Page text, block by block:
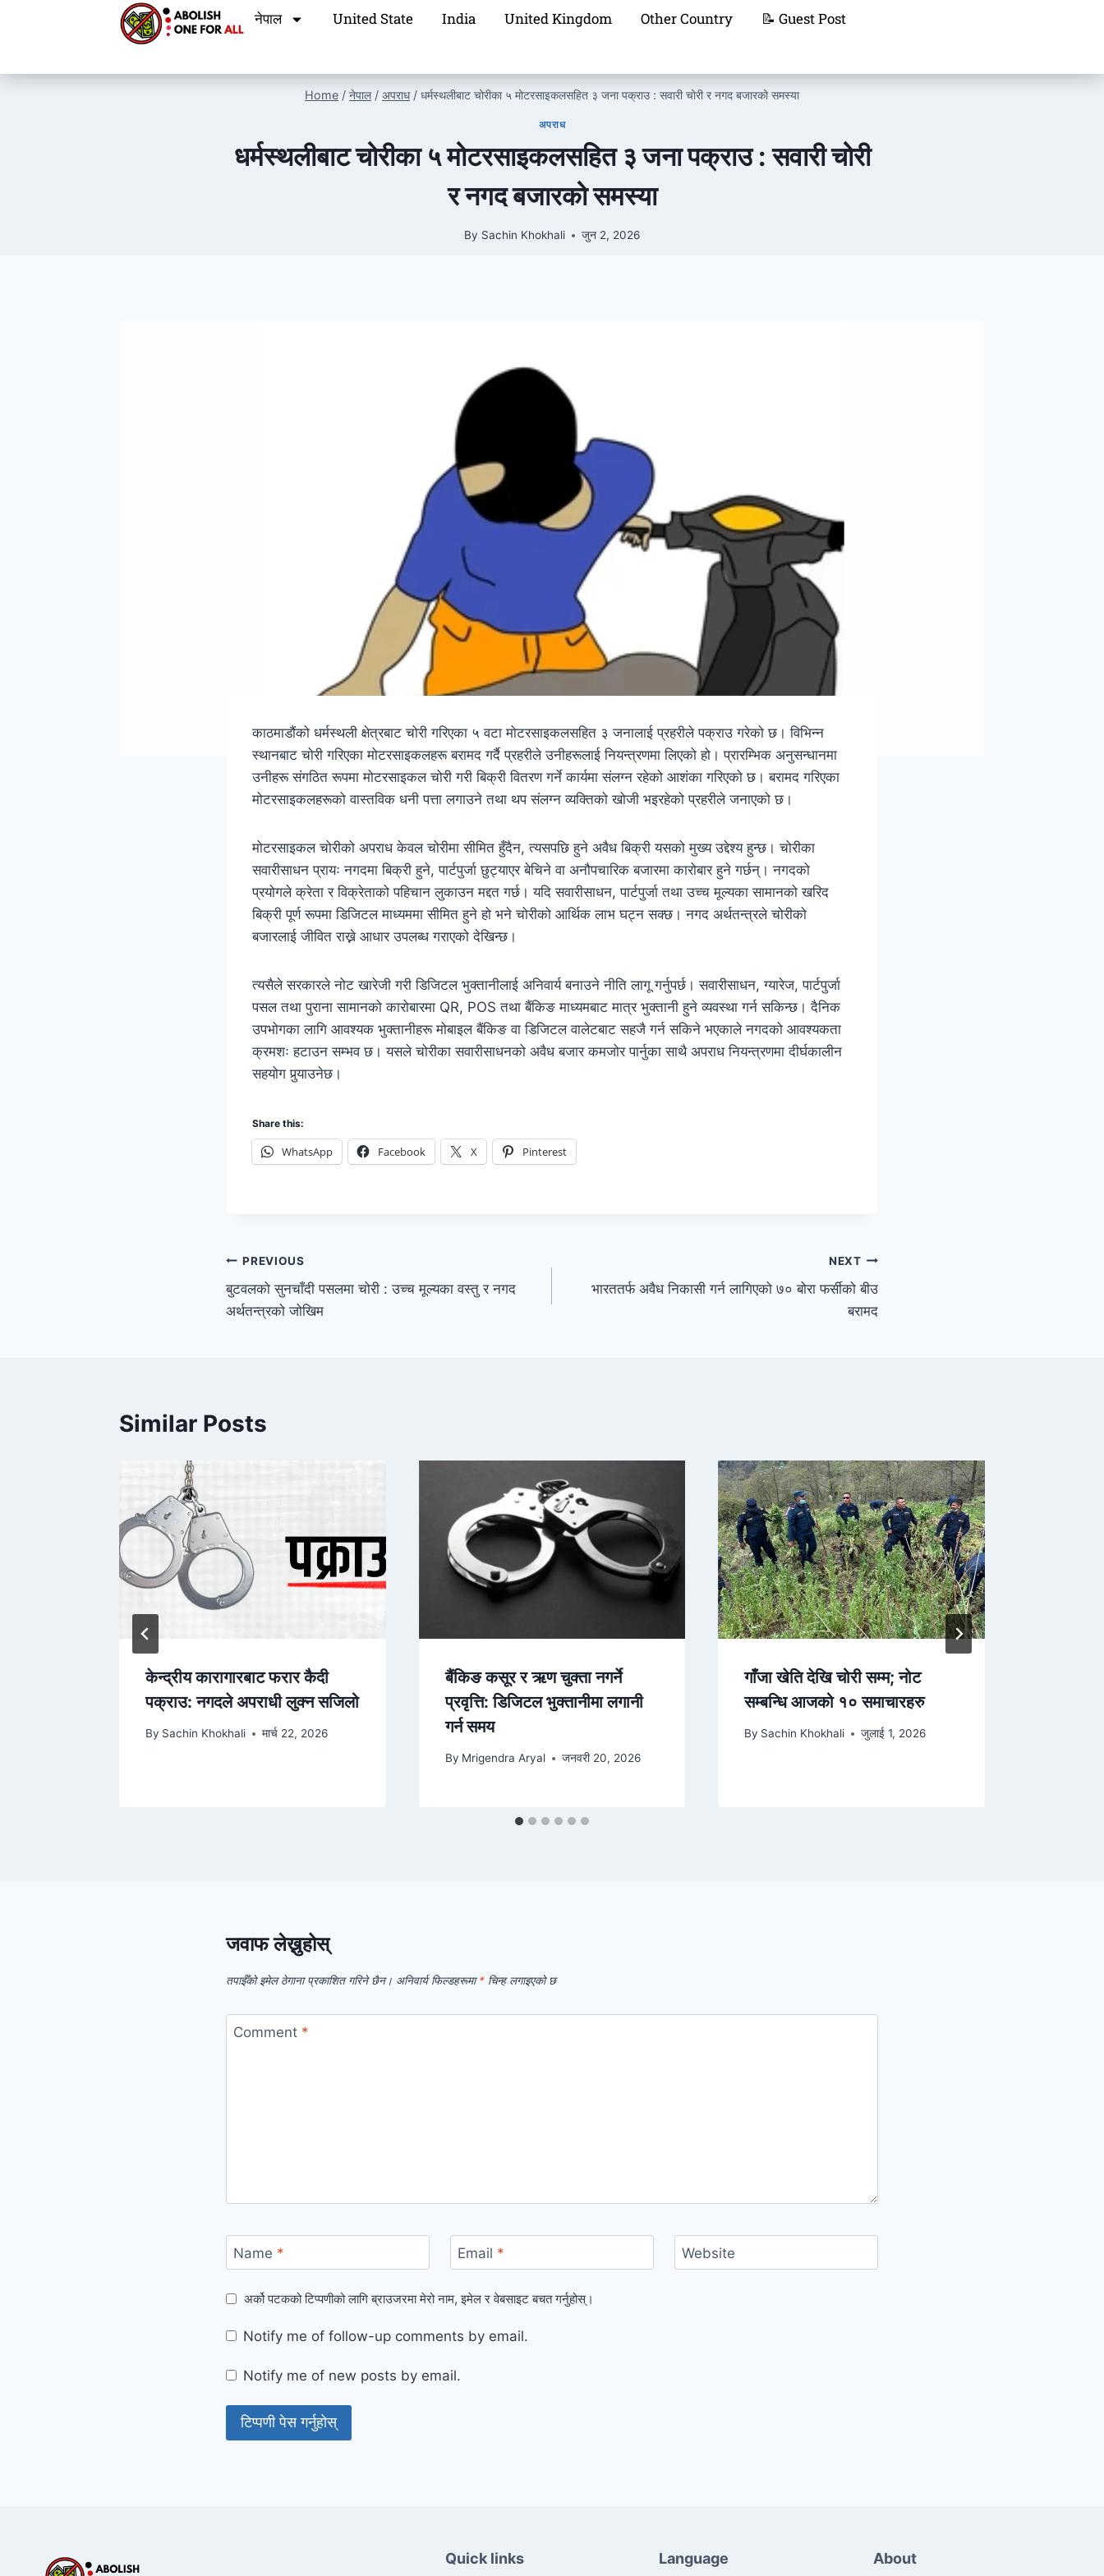
नेपाल United State India United Kingdom Other Country 📝 Guest Post
Home / नेपाल / अपराध / धर्मस्थलीबाट चोरीका ५ मोटरसाइकलसहित ३ जना पक्राउ : सवारी चोरी र नगद बजारको समस्या
अपराध
धर्मस्थलीबाट चोरीका ५ मोटरसाइकलसहित ३ जना पक्राउ : सवारी चोरी
र नगद बजारको समस्या
By Sachin Khokhali जुन 2, 2026
काठमाडौंको धर्मस्थली क्षेत्रबाट चोरी गरिएका ५ वटा मोटरसाइकलसहित ३ जनालाई प्रहरीले पक्राउ गरेको छ। विभिन्न
स्थानबाट चोरी गरिएका मोटरसाइकलहरू बरामद गर्दै प्रहरीले उनीहरूलाई नियन्त्रणमा लिएको हो। प्रारम्भिक अनुसन्धानमा
उनीहरू संगठित रूपमा मोटरसाइकल चोरी गरी बिक्री वितरण गर्ने कार्यमा संलग्न रहेको आशंका गरिएको छ। बरामद गरिएका
मोटरसाइकलहरूको वास्तविक धनी पत्ता लगाउने तथा थप संलग्न व्यक्तिको खोजी भइरहेको प्रहरीले जनाएको छ।
मोटरसाइकल चोरीको अपराध केवल चोरीमा सीमित हुँदैन, त्यसपछि हुने अवैध बिक्री यसको मुख्य उद्देश्य हुन्छ। चोरीका
सवारीसाधन प्रायः नगदमा बिक्री हुने, पार्टपुर्जा छुट्याएर बेचिने वा अनौपचारिक बजारमा कारोबार हुने गर्छन्। नगदको
प्रयोगले क्रेता र विक्रेताको पहिचान लुकाउन मद्दत गर्छ। यदि सवारीसाधन, पार्टपुर्जा तथा उच्च मूल्यका सामानको खरिद
बिक्री पूर्ण रूपमा डिजिटल माध्यममा सीमित हुने हो भने चोरीको आर्थिक लाभ घट्न सक्छ। नगद अर्थतन्त्रले चोरीको
बजारलाई जीवित राख्ने आधार उपलब्ध गराएको देखिन्छ।
त्यसैले सरकारले नोट खारेजी गरी डिजिटल भुक्तानीलाई अनिवार्य बनाउने नीति लागू गर्नुपर्छ। सवारीसाधन, ग्यारेज, पार्टपुर्जा
पसल तथा पुराना सामानको कारोबारमा QR, POS तथा बैंकिङ माध्यमबाट मात्र भुक्तानी हुने व्यवस्था गर्न सकिन्छ। दैनिक
उपभोगका लागि आवश्यक भुक्तानीहरू मोबाइल बैंकिङ वा डिजिटल वालेटबाट सहजै गर्न सकिने भएकाले नगदको आवश्यकता
क्रमशः हटाउन सम्भव छ। यसले चोरीका सवारीसाधनको अवैध बजार कमजोर पार्नुका साथै अपराध नियन्त्रणमा दीर्घकालीन
सहयोग पुर्‍याउनेछ।
Share this:
WhatsApp Facebook X Pinterest
PREVIOUS
बुटवलको सुनचाँदी पसलमा चोरी : उच्च मूल्यका वस्तु र नगद
अर्थतन्त्रको जोखिम
NEXT
भारततर्फ अवैध निकासी गर्न लागिएको ७० बोरा फर्सीको बीउ
बरामद
Similar Posts
केन्द्रीय कारागारबाट फरार कैदी
पक्राउ: नगदले अपराधी लुक्न सजिलो
By Sachin Khokhali मार्च 22, 2026
बैंकिङ कसूर र ऋण चुक्ता नगर्ने
प्रवृत्ति: डिजिटल भुक्तानीमा लगानी
गर्न समय
By Mrigendra Aryal जनवरी 20, 2026
गाँजा खेति देखि चोरी सम्म; नोट
सम्बन्धि आजको १० समाचारहरु
By Sachin Khokhali जुलाई 1, 2026
जवाफ लेख्नुहोस्
तपाईँको इमेल ठेगाना प्रकाशित गरिने छैन। अनिवार्य फिल्डहरूमा* चिन्ह लगाइएको छ
Comment *
Name * Email * Website
अर्को पटकको टिप्पणीको लागि ब्राउजरमा मेरो नाम, इमेल र वेबसाइट बचत गर्नुहोस्।
Notify me of follow-up comments by email.
Notify me of new posts by email.
Quick links Language About